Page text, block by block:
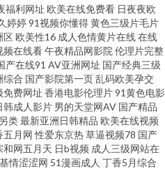
区二区 91线看 亚洲国产九九 国产黄色
肏屄 91天堂网 欧美性爱页一区 97资源
产色色 九一视频在线视频 91熊猫在线
白丝 日韩欧美超碰 黄色的网址 超碰色
音先锋看素人 九1免费版网页 91巨炮
福利网址 欧美在线免费看 日夜夜欧
婷婷91视频你懂得黄色三级片毛片
区欧美性16 成人色情黄片在线在线
频在线看午夜精品网影院 伦理片完整
产在线91 AV亚洲网址 国产经典三级
综合 国产影院第一页乱码欧美孕交
免费网址 香港电影伦理片91黄色电影
韩成人影片 男的天堂网AV 国产精品
类最新亚洲日韩精品 欧美在线视频
五月网 性爱东京热草逼视频78 国产
和网五月天 日b视频 成人三级网站在
基情涩涩网 51漫画成人 丁香5月综合